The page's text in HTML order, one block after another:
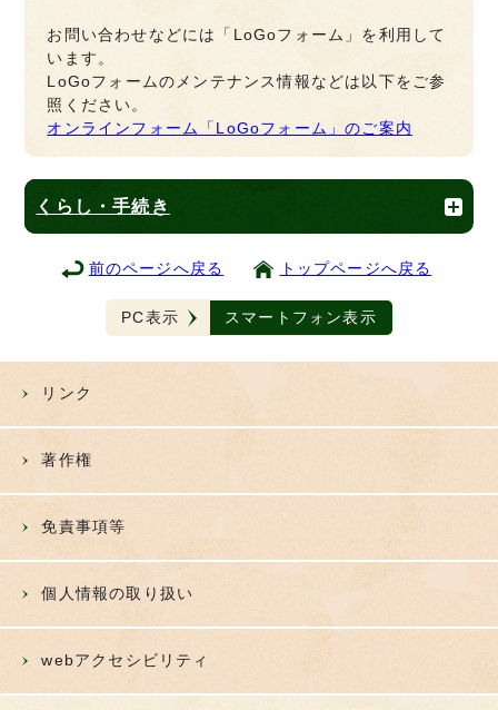
お問い合わせなどには「LoGoフォーム」を利用して
います。
LoGoフォームのメンテナンス情報などは以下をご参
照ください。
オンラインフォーム「LoGoフォーム」のご案内
くらし・手続き
前のページへ戻る トップページへ戻る
PC表示 スマートフォン表示
リンク
著作権
免責事項等
個人情報の取り扱い
webアクセシビリティ